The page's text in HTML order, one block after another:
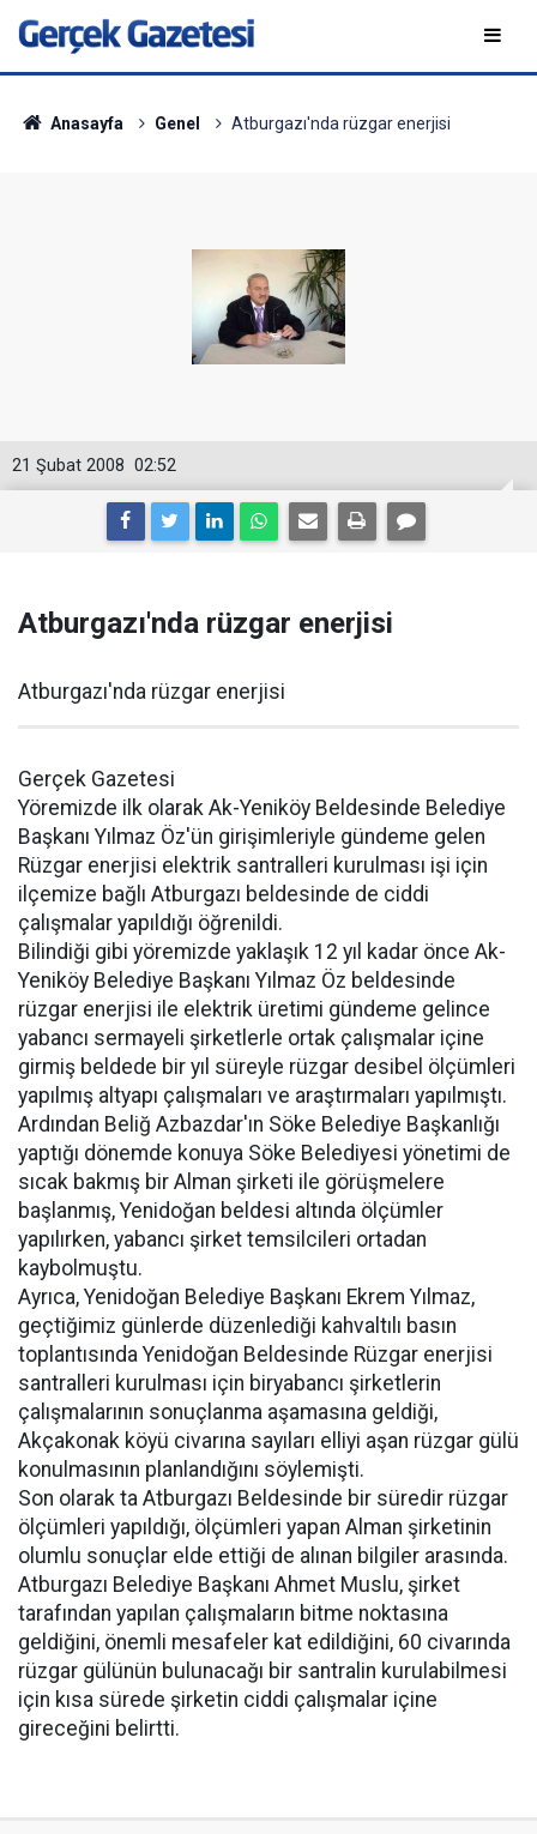
Anasayfa Genel Atburgazı'nda rüzgar enerjisi
02:52
21 Şubat 2008
Atburgazı'nda rüzgar enerjisi
Atburgazı'nda rüzgar enerjisi
Gerçek Gazetesi
Yöremizde ilk olarak Ak-Yeniköy Beldesinde Belediye
Başkanı Yılmaz Öz'ün girişimleriyle gündeme gelen
Rüzgar enerjisi elektrik santralleri kurulması işi için
ilçemize bağlı Atburgazı beldesinde de ciddi
çalışmalar yapıldığı öğrenildi.
Bilindiği gibi yöremizde yaklaşık 12 yıl kadar önce Ak-
Yeniköy Belediye Başkanı Yılmaz Öz beldesinde
rüzgar enerjisi ile elektrik üretimi gündeme gelince
yabancı sermayeli şirketlerle ortak çalışmalar içine
girmiş beldede bir yıl süreyle rüzgar desibel ölçümleri
yapılmış altyapı çalışmaları ve araştırmaları yapılmıştı.
Ardından Beliğ Azbazdar'ın Söke Belediye Başkanlığı
yaptığı dönemde konuya Söke Belediyesi yönetimi de
sıcak bakmış bir Alman şirketi ile görüşmelere
başlanmış, Yenidoğan beldesi altında ölçümler
yapılırken, yabancı şirket temsilcileri ortadan
kaybolmuştu.
Ayrıca, Yenidoğan Belediye Başkanı Ekrem Yılmaz,
geçtiğimiz günlerde düzenlediği kahvaltılı basın
toplantısında Yenidoğan Beldesinde Rüzgar enerjisi
santralleri kurulması için biryabancı şirketlerin
çalışmalarının sonuçlanma aşamasına geldiği,
Akçakonak köyü civarına sayıları elliyi aşan rüzgar gülü
konulmasının planlandığını söylemişti.
Son olarak ta Atburgazı Beldesinde bir süredir rüzgar
ölçümleri yapıldığı, ölçümleri yapan Alman şirketinin
olumlu sonuçlar elde ettiği de alınan bilgiler arasında.
Atburgazı Belediye Başkanı Ahmet Muslu, şirket
tarafından yapılan çalışmaların bitme noktasına
geldiğini, önemli mesafeler kat edildiğini, 60 civarında
rüzgar gülünün bulunacağı bir santralin kurulabilmesi
için kısa sürede şirketin ciddi çalışmalar içine
gireceğini belirtti.